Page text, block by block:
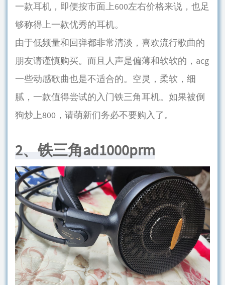
一款耳机，即便按市面上600左右价格来说，也足
够称得上一款优秀的耳机。
由于低频量和回弹都非常清淡，喜欢流行歌曲的
朋友请谨慎购买。而且人声是偏薄和软软的，acg
一些动感歌曲也是不适合的。空灵，柔软，细
腻，一款值得尝试的入门铁三角耳机。如果被倒
狗炒上800，请萌新们务必不要购入了。
2、铁三角ad1000prm